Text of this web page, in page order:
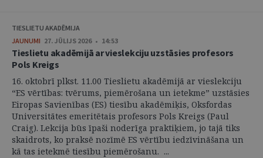
TIESLIETU AKADĒMIJA
JAUNUMI 27. JŪLIJS 2026 • 14:53
Tieslietu akadēmijā ar vieslekciju uzstāsies profesors
Pols Kreigs
16. oktobrī plkst. 11.00 Tieslietu akadēmijā ar vieslekciju
“ES vērtības: tvērums, piemērošana un ietekme” uzstāsies
Eiropas Savienības (ES) tiesību akadēmiķis, Oksfordas
Universitātes emeritētais profesors Pols Kreigs (Paul
Craig). Lekcija būs īpaši noderīga praktiķiem, jo tajā tiks
skaidrots, ko praksē nozīmē ES vērtību iedzīvināšana un
kā tas ietekmē tiesību piemērošanu. ...